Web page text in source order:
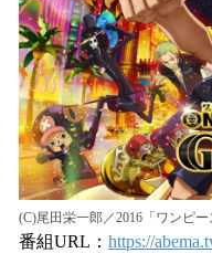
(C)尾田栄一郎／2016「ワンピ
番組URL： https://